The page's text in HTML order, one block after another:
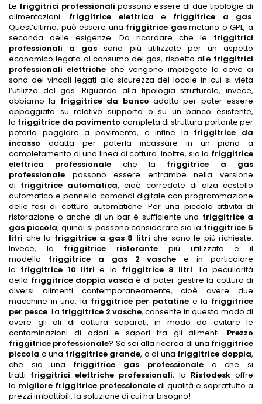
Le friggitrici professionali possono essere di due tipologie di
alimentazioni: friggitrice elettrica e friggitrice a gas.
Quest’ultima, può essere una friggitrice gasmetano o GPL, a
seconda delle esigenze. Da ricordare che le friggitrici
professionali a gas sono più utilizzate per un aspetto
economico legato al consumo del gas, rispetto alle friggitrici
professionali elettriche che vengono impiegate la dove ci
sono dei vincoli legati alla sicurezza del locale in cui si vieta
l’utilizzo del gas. Riguardo alla tipologia strutturale, invece,
abbiamo la friggitrice da banco adatta per poter essere
appoggiata su relativo supporto o su un banco esistente,
la friggitrice da pavimento completa di struttura portante per
poterla poggiare a pavimento, e infine la friggitrice da
incasso adatta per poterla incassare in un piano a
completamento di una linea di cottura. Inoltre, sia la friggitrice
elettrica professionale che la friggitrice a gas
professionale possono essere entrambe nella versione
di friggitrice automatica, cioè corredate di alza cestello
automatico e pannello comandi digitale con programmazione
delle fasi di cottura automatiche. Per una piccola attività di
ristorazione o anche di un bar è sufficiente una friggitrice a
gas piccola, quindi si possono considerare sia la friggitrice 5
litri che la friggitrice a gas 8 litri che sono le più richieste.
Invece, la friggitrice ristorante più utilizzata è il
modello friggitrice a gas 2 vasche e in particolare
la friggitrice 10 litri e la friggitrice 8 litri. La peculiarità
della friggitrice doppia vasca è di poter gestire la cottura di
diversi alimenti contemporaneamente, cioè avere due
macchine in una: la friggitrice per patatine e la friggitrice
per pesce. La friggitrice 2 vasche, consente in questo modo di
avere gli oli di cottura separati, in modo da evitare le
contaminazioni di odori e sapori tra gli alimenti. Prezzo
friggitrice professionale? Se sei alla ricerca di una friggitrice
piccola o una friggitrice grande, o di una friggitrice doppia,
che sia una friggitrice gas professionaleo che si
tratti friggitrici elettriche professionali, la Ristodesk offre
la migliore friggitrice professionale di qualità e soprattutto a
prezzi imbattibili: la soluzione di cui hai bisogno!